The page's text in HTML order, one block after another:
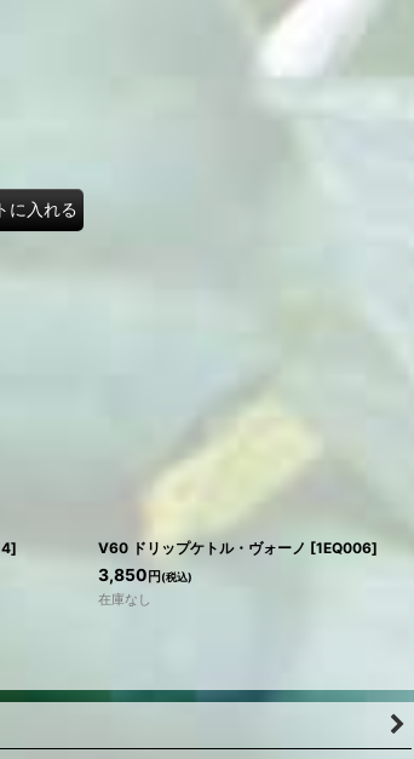
に入れる
] V60 ドリップケトル・ヴォーノ [1EQ006]
3,850 円(税込)
在庫なし